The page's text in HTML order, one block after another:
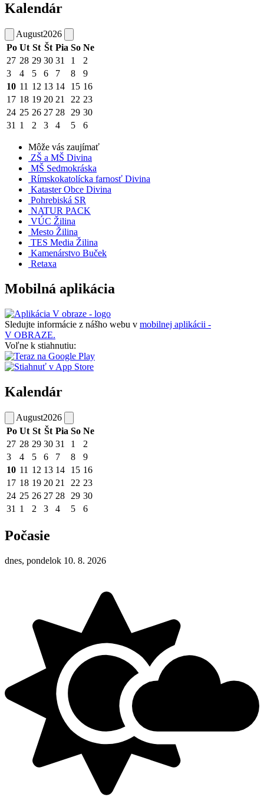
Kalendár
August2026
Po Ut St Št Pia So Ne
27 28 29 30 31 1
2
3
4 5 6 7 8
9
10 11 12 13 14 15 16
17 18 19 20 21 22 23
24 25 26 27 28 29 30
31 1 2 3 4 5 6
Môže vás zaujímať
ZŠ a MŠ Divina
MŠ Sedmokráska
Rímskokatolícka farnosť Divina
Kataster Obce Divina
Pohrebiská SR
NATUR PACK
VÚC Žilina
Mesto Žilina
TES Media Žilina
Kamenárstvo Buček
Retaxa
Mobilná aplikácia
Sledujte informácie z nášho webu v mobilnej aplikácii -
V OBRAZE.
Voľne k stiahnutiu:
Kalendár
August2026
Po Ut St Št Pia So Ne
27 28 29 30 31 1
2
3
4 5 6 7 8
9
10 11 12 13 14 15 16
17 18 19 20 21 22 23
24 25 26 27 28 29 30
31 1 2 3 4 5 6
Počasie
dnes, pondelok 10. 8. 2026